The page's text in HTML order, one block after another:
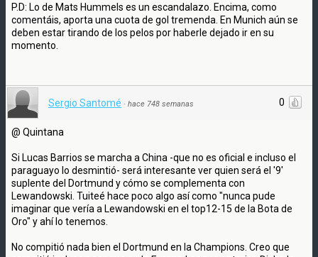
P.D: Lo de Mats Hummels es un escandalazo. Encima, como
comentáis, aporta una cuota de gol tremenda. En Munich aún se
deben estar tirando de los pelos por haberle dejado ir en su
momento.
0
Sergio Santomé · hace 748 semanas
@ Quintana
Si Lucas Barrios se marcha a China -que no es oficial e incluso el
paraguayo lo desmintió- será interesante ver quien será el '9'
suplente del Dortmund y cómo se complementa con
Lewandowski. Tuiteé hace poco algo así como "nunca pude
imaginar que vería a Lewandowski en el top12-15 de la Bota de
Oro" y ahí lo tenemos.
No compitió nada bien el Dortmund en la Champions. Creo que